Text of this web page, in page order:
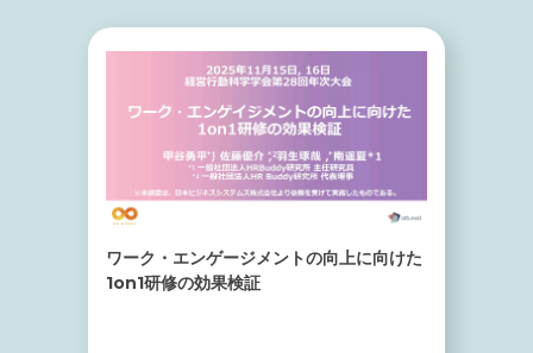
ワーク・エンゲージメントの向上に向けた
1on1研修の効果検証